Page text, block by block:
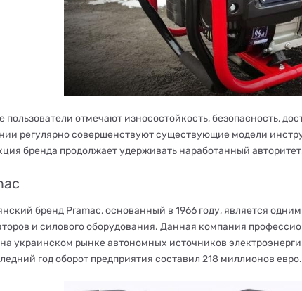
пользователи отмечают износостойкость, безопасность,
регулярно совершенствуют существующие модели
бренда продолжает удерживать наработанный
бренд Pramac, основанный в 1966 году, является
и силового оборудования. Данная компания
украинском рынке автономных источников
год оборот предприятия составил 218 миллионов евро.